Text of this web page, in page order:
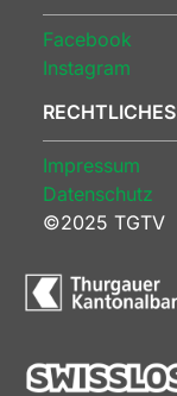
Facebook
Instagram
RECHTLICHES
Impressum
Datenschutz
©2025 TGTV